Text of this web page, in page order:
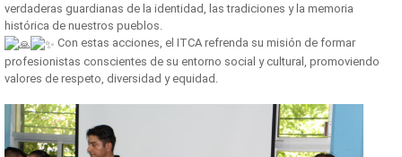
verdaderas guardianas de la identidad, las tradiciones y la memoria
histórica de nuestros pueblos.
Con estas acciones, el ITCA refrenda su misión de formar
profesionistas conscientes de su entorno social y cultural, promoviendo
valores de respeto, diversidad y equidad.